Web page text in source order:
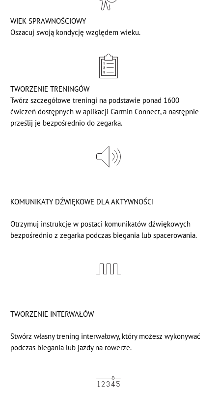
WIEK SPRAWNOŚCIOWY
Oszacuj swoją kondycję względem wieku.
TWORZENIE TRENINGÓW
Twórz szczegółowe treningi na podstawie ponad 1600
ćwiczeń dostępnych w aplikacji Garmin Connect, a następnie
prześlij je bezpośrednio do zegarka.
KOMUNIKATY DŹWIĘKOWE DLA AKTYWNOŚCI
Otrzymuj instrukcje w postaci komunikatów dźwiękowych
bezpośrednio z zegarka podczas biegania lub spacerowania.
TWORZENIE INTERWAŁÓW
Stwórz własny trening interwałowy, który możesz wykonywać
podczas biegania lub jazdy na rowerze.